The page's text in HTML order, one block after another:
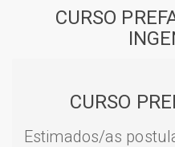
CURSO
CURSO
Estimados/as